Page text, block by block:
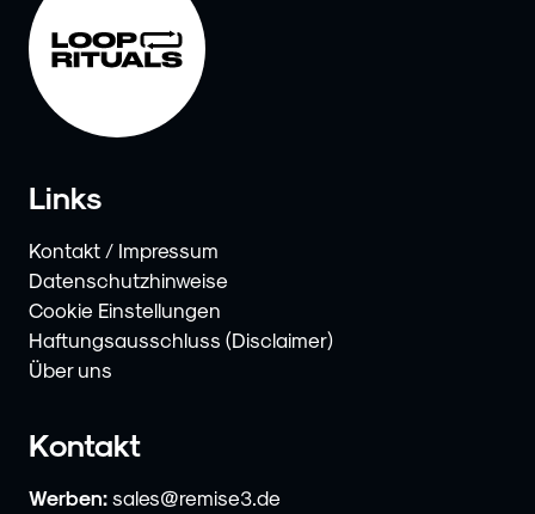
Links
Kontakt / Impressum
Datenschutzhinweise
Cookie Einstellungen
Haftungsausschluss (Disclaimer)
Über uns
Kontakt
Werben: sales@remise3.de